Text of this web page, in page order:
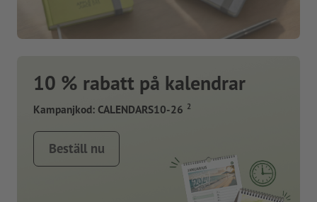
10 % rabatt på kalendrar
Kampanjkod: CALENDARS10-26 2
Beställ nu